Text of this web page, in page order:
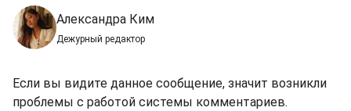
Александра Ким
Дежурный редактор
Если вы видите данное сообщение, значит возникли
проблемы с работой системы комментариев.